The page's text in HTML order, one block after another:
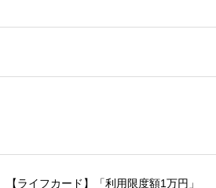
【ライフカード】「利用限度額1万円」